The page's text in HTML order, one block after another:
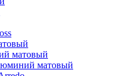
матовый
матовый